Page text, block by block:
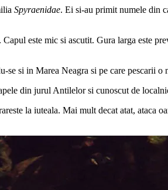
Spyraenidae. Ei si-au primit numele din
este mic si ascutit. Gura larga este
se si in Marea Neagra si pe care pescarii o
din jurul Antilelor si cunoscut de
la iuteala. Mai mult decat atat, ataca